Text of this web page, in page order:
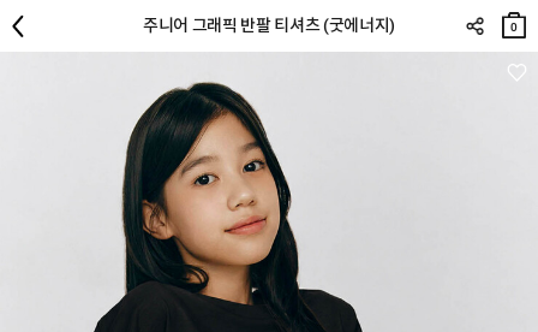
주니어 그래픽 반팔 티셔츠 (굿에너지)
장바
구니
0